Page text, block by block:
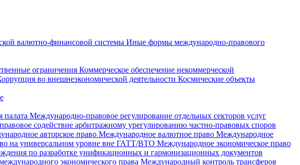
валютно-финансовой системы Иные формы международно-правового
ограничения Коммерческое обеспечение некоммерческой
во внешнеэкономической деятельности Космические объекты
палата Международно-правовое регулирование отдельных секторов услуг
содействие арбитражному урегулированию частно-правовых споров
авторское право Международное валютное право Международное
на универсальном уровне вне ГАТТ/ВТО Международное экономическое право
по разработке унификационных и гармонизационных документов
экономического права Международный контроль трансферов